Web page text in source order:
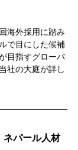
海外採用に踏み
で目にした候補
目指すグローバ
社の大庭が詳し
ネパール人材